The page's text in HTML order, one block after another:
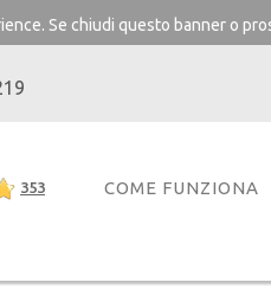
Se chiudi questo banner o
353 COME FUNZIONA